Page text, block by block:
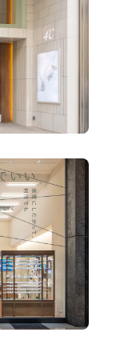
すべてのジュエリー